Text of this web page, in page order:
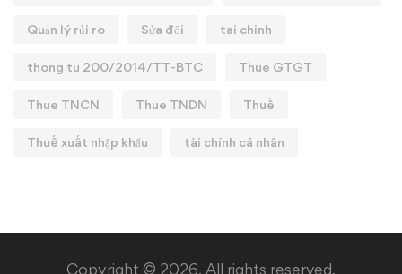
Quản lý rủi ro Sửa đổi tai chinh
thong tu 200/2014/TT-BTC Thue GTGT
Thue TNCN Thue TNDN Thuế
Thuế xuất nhập khẩu tài chính cá nhân
Copyright © 2026. All rights reserved.